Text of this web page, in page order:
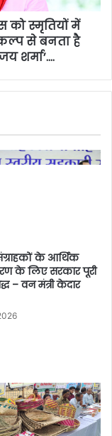
को स्मृतियों में
से बनता है
शर्मा’….
के आर्थिक
के लिए सरकार पूरी
– वन मंत्री केदार